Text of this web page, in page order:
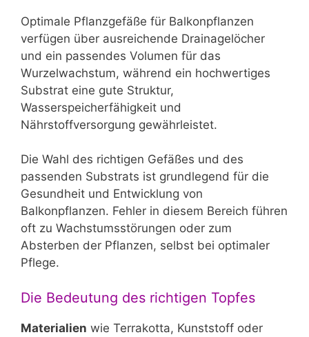
Optimale Pflanzgefäße für Balkonpflanzen
verfügen über ausreichende Drainagelöcher
und ein passendes Volumen für das
Wurzelwachstum, während ein hochwertiges
Substrat eine gute Struktur,
Wasserspeicherfähigkeit und
Nährstoffversorgung gewährleistet.
Die Wahl des richtigen Gefäßes und des
passenden Substrats ist grundlegend für die
Gesundheit und Entwicklung von
Balkonpflanzen. Fehler in diesem Bereich führen
oft zu Wachstumsstörungen oder zum
Absterben der Pflanzen, selbst bei optimaler
Pflege.
Die Bedeutung des richtigen Topfes
Materialien wie Terrakotta, Kunststoff oder